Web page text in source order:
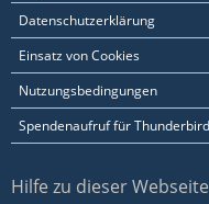
Datenschutzerklärung
Einsatz von Cookies
Nutzungsbedingungen
Spendenaufruf für Thunderbird
Hilfe zu dieser Webseite